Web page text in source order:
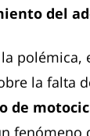
del
polémica,
la falta
de
fenómeno